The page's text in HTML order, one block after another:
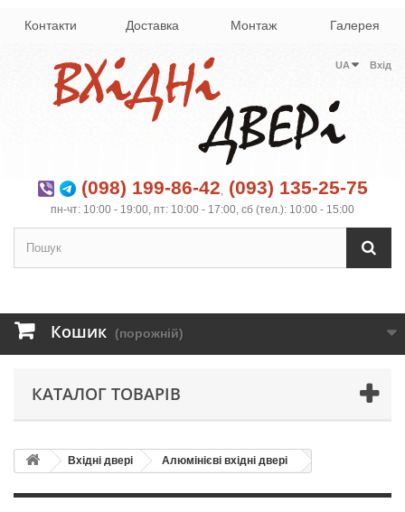
Контакти Доставка Монтаж Галерея
Вхід
UA
(098) 199-86-42, (093) 135-25-75
пн-чт: 10:00 - 19:00, пт: 10:00 - 17:00, сб (тел.): 10:00 - 15:00
Кошик (порожній)
КАТАЛОГ ТОВАРІВ
Вхідні двері Алюмінієві вхідні двері